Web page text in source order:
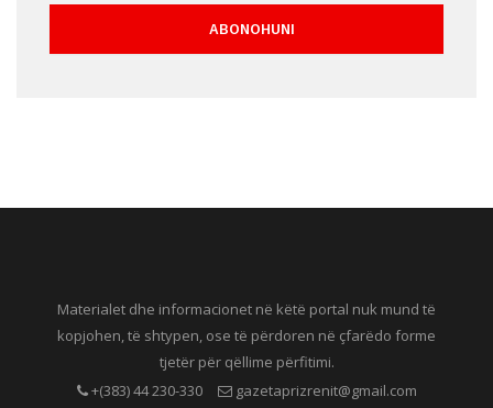
Materialet dhe informacionet në këtë portal nuk mund të
kopjohen, të shtypen, ose të përdoren në çfarëdo forme
tjetër për qëllime përfitimi.
+(383) 44 230-330
gazetaprizrenit@gmail.com